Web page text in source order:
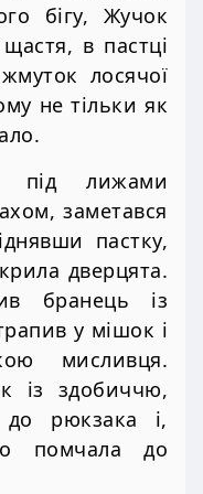
бігу, Жучок
в пастці
лосячої
не тільки як
під лижами
заметався
пастку,
дверцята.
бранець із
у мішок і
мисливця.
із здобиччю,
рюкзака і,
помчала до